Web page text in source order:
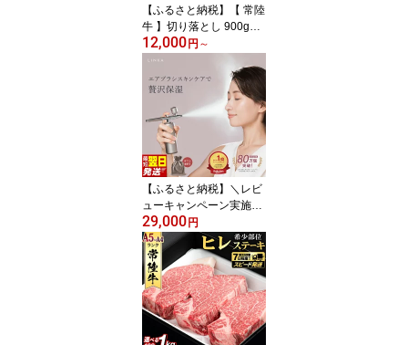
【ふるさと納税】【 常陸
牛 】切り落とし 900g
（450g×2）・1.35kg（4
50g×3） (茨城県共通返
礼品) 単品 定期便 連続 3
回 6回 12回 国産 牛肉 切
落し ブランド牛肉 ブラ
ンド牛 国産牛 お肉 A4ラ
ンク A5ランク 牛丼 黒毛
和牛 切りおとし 小間切
れ 小分け ひたち牛
12,000円 ～
【ふるさと納税】＼レビ
ューキャンペーン実施中
／ 最短明日届く・ラッピ
ング選択可 LINKA クリ
スタルミスト エアースプ
レー 275g 高保湿 タッチ
レス スキンケア エアブ
ラシ 美顔器 マイクロミ
スト 美肌 エイジングケ
ア 高保湿 潤い ギフト 美
29,000円